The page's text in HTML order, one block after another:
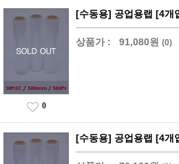
[수동용] 공업용랩 [4
상품가 : 91,080원 (0)
0
[수동용] 공업용랩 [4